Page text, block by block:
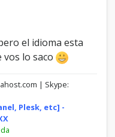
el idioma esta
vos lo saco
| Skype:
Plesk, etc] -